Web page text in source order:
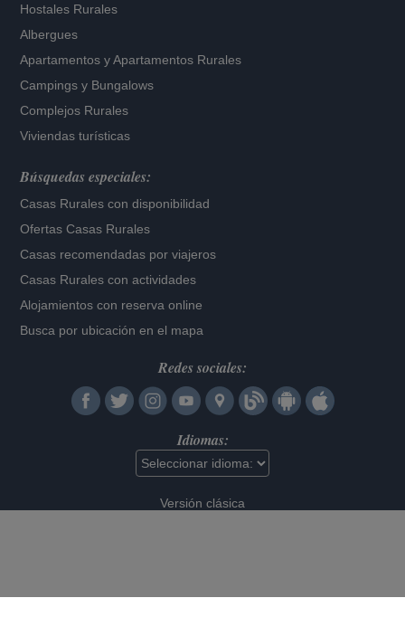
Hostales Rurales
Albergues
Apartamentos yApartamentos Rurales
Campings y Bungalows
Complejos Rurales
Viviendas turísticas
Búsquedas especiales:
Casas Rurales con disponibilidad
Ofertas Casas Rurales
Casas recomendadas por viajeros
Casas Rurales con actividades
Alojamientos con reserva online
Busca por ubicación en el mapa
Redes sociales:
Idiomas:
Versión clásica